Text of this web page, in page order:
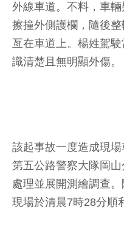
外線車道。不料，車
擦撞外側護欄，隨後
亙在車道上。楊姓駕
識清楚且無明顯外傷。
該起事故一度造成現
第五公路警察大隊岡
處理並展開測繪調查
現場於清晨7時28分順